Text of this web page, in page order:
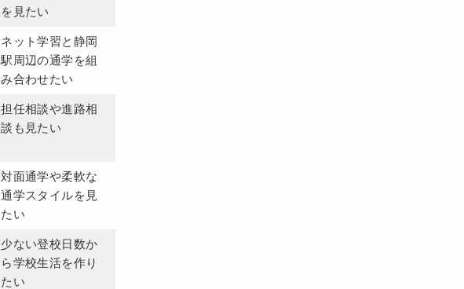
を見たい
ネット学習と静岡
駅周辺の通学を組
み合わせたい
担任相談や進路相
談も見たい
対面通学や柔軟な
通学スタイルを見
たい
少ない登校日数か
ら学校生活を作り
たい